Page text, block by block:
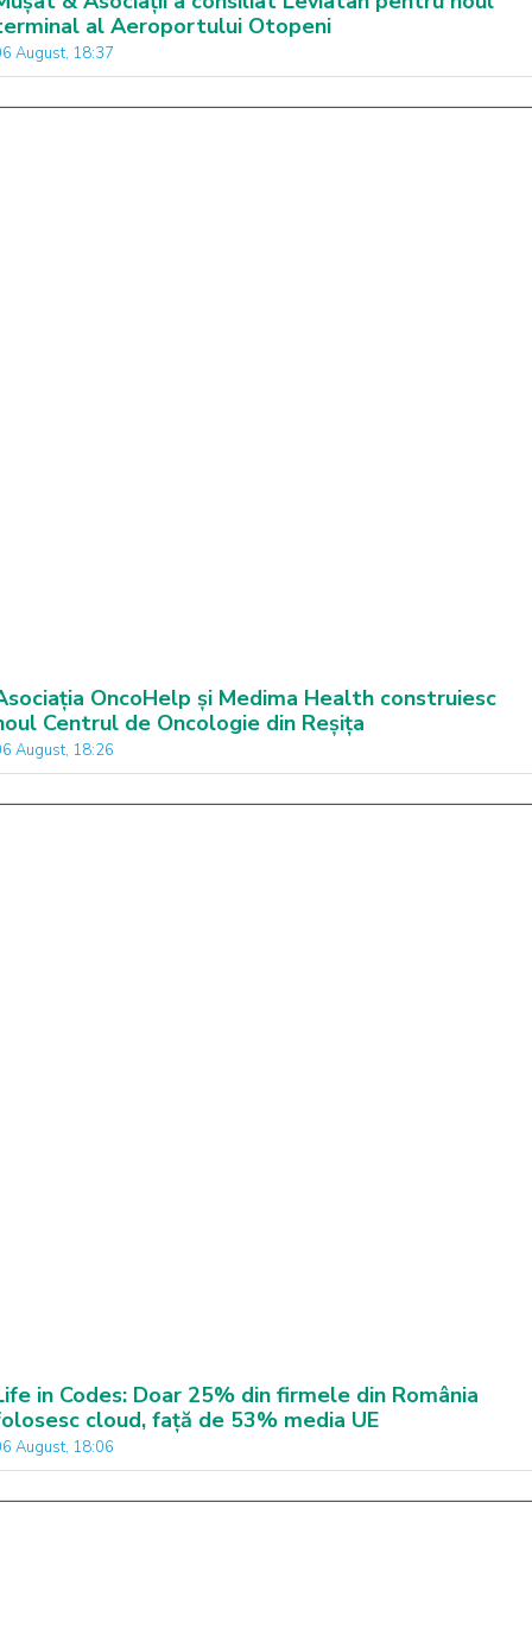
al Aeroportului Otopeni
August, 18:37
OncoHelp și Medima Health construiesc
Centrul de Oncologie din Reșița
August, 18:26
in Codes: Doar 25% din firmele din România
cloud, față de 53% media UE
August, 18:06